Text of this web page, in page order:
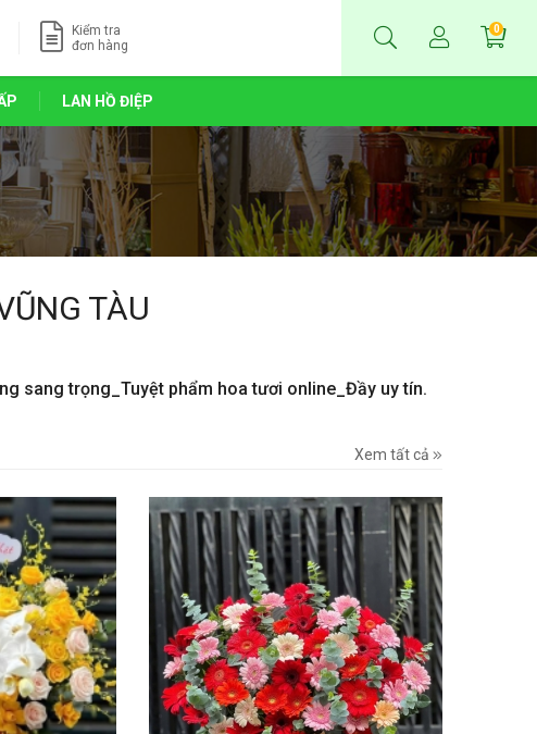
Kiểm tra
đơn hàng
0
LAN HỒ ĐIỆP
TÀU
sang trọng_Tuyệt phẩm hoa tươi online_Đầy uy tín.
Xem tất cả